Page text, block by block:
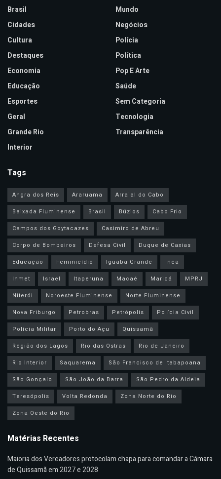
Brasil
Cidades
Cultura
Destaques
Economia
Educação
Esportes
Geral
Grande Rio
Interior
Mundo
Negócios
Polícia
Política
Pop E Arte
Saúde
Sem Categoria
Tecnologia
Transparência
Tags
Angra dos Reis Araruama
Arraial do Cabo
Baixada Fluminense
Brasil Búzios
Cabo Frio
Campos dos Goytacazes
Casimiro de Abreu
Corpo de Bombeiros
Defesa Civil
Duque de Caxias
Educação
Feminicídio Iguaba Grande
Inea
Inmet
Israel Itaperuna Macaé Maricá
MPRJ
Niterói
Noroeste Fluminense
Norte Fluminense
Nova Friburgo
Petrobras Petrópolis
Polícia Civil
Polícia Militar
Porto do Açu
Quissamã
Região dos Lagos
Rio das Ostras
Rio de Janeiro
Rio Interior
Saquarema
São Francisco de Itabapoana
São Gonçalo
São João da Barra
São Pedro da Aldeia
Teresópolis
Volta Redonda
Zona Norte do Rio
Zona Oeste do Rio
Matérias Recentes
Maioria dos Vereadores protocolam chapa para comandar a Câmara
de Quissamã em 2027 e 2028